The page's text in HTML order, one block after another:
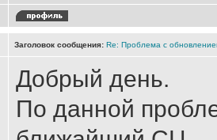
Заголовок сообщения: Re: Проблема с
Добрый день.
По данной